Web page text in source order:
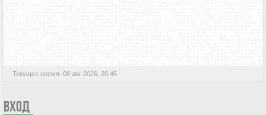
Текущее время: 08 авг 2026, 20:45
ВХОД